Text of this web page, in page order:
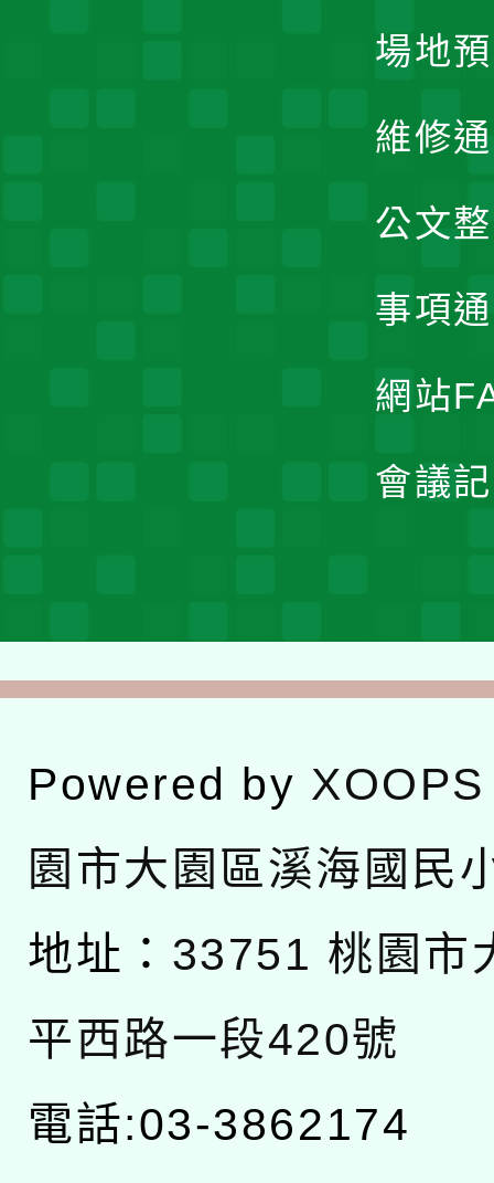
場地
維修
公文
事項
網站
會議
Powered by XOOPS
園市大園區溪海國民
地址： 33751 桃園市
平西路一段420號
電話:03-3862174